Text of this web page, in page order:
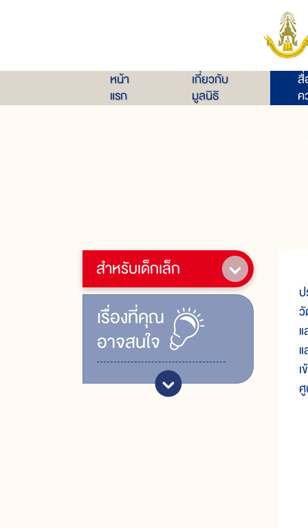
หน้า
แรก
เกี่ยวกับ
มูลนิธิ
สื่
ค
สำหรับเด็กเล็ก
เรื่ิองที่คุณ
อาจสนใจ